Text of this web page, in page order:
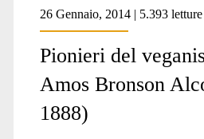
26 Gennaio, 2014 | 5.393 letture
Pionieri del
Amos Bronson
1888)